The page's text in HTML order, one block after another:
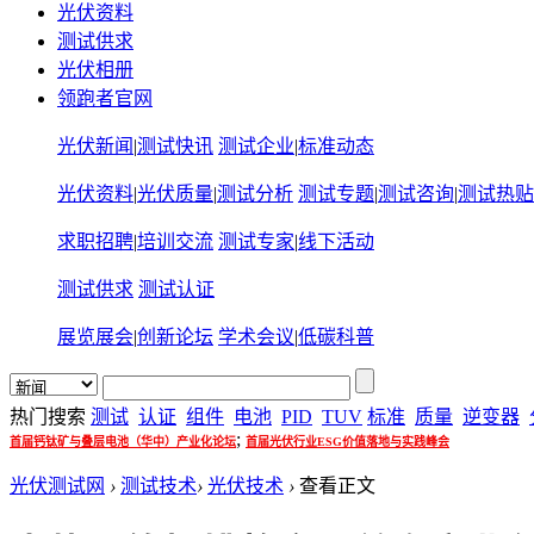
光伏资料
测试供求
光伏相册
领跑者官网
光伏新闻 |测试快讯 测试企业|标准动态
光伏资料|光伏质量|测试分析 测试专题|测试咨询|测试热贴
求职招聘|培训交流 测试专家|线下活动
测试供求 测试认证
展览展会|创新论坛 学术会议|低碳科普
热门搜索 测试 认证 组件 电池 PID TUV 标准 质量 逆变器
首届钙钛矿与叠层电池（华中）产业化论坛; 首届光伏行业ESG价值落地与实践峰会
光伏测试网 › 测试技术› 光伏技术 › 查看正文